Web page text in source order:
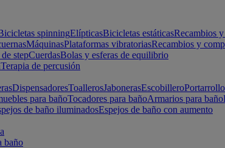
spinningElípticasBicicletas estáticasRecambios
MáquinasPlataformas vibratoriasRecambios y
stepCuerdasBolas y esferas de equilibrio
Terapia de percusión
DispensadoresToallerosJabonerasEscobillero
para bañoTocadores para bañoArmarios para baño
de baño iluminadosEspejos de baño con aumento
baño